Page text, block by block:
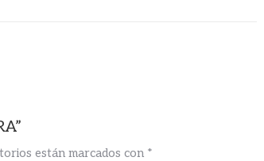
están marcados con *